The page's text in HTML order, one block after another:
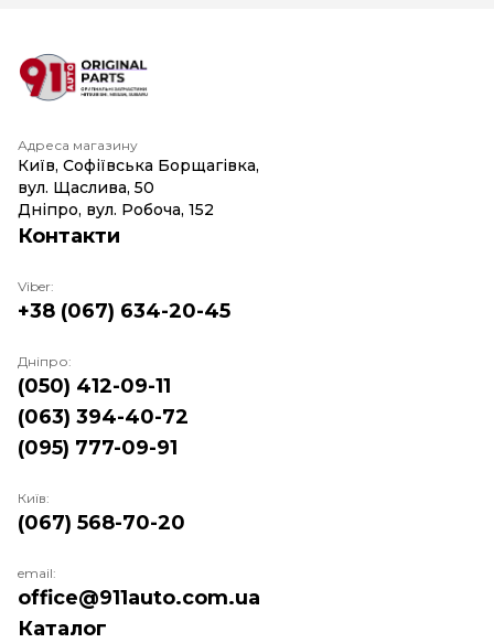
Адреса магазину
Київ, Софіївська Борщагівка,
вул. Щаслива, 50
Дніпро, вул. Робоча, 152
Каталог
Контакти
Viber:
+38 (067) 634-20-45
Дніпро:
(050) 412-09-11
(063) 394-40-72
(095) 777-09-91
Київ:
(067) 568-70-20
email:
office@911auto.com.ua